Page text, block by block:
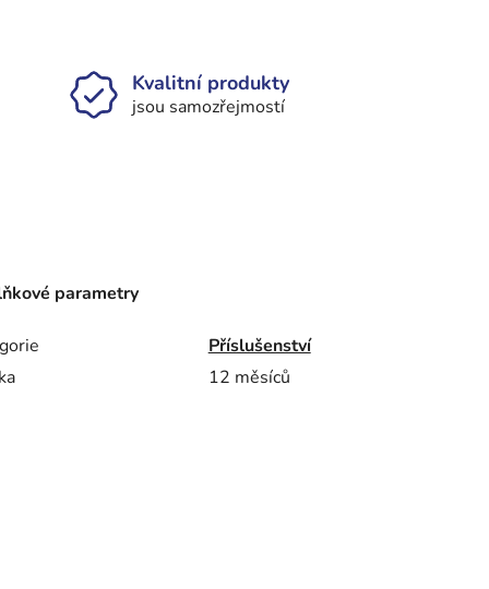
Kvalitní produkty
jsou samozřejmostí
parametry
Příslušenství
12 měsíců